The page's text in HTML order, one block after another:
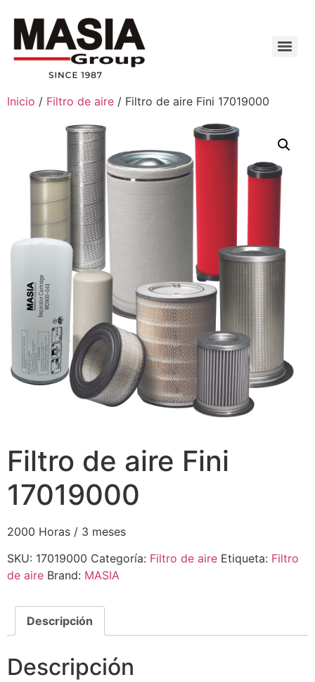
Inicio / Filtro de aire / Filtro de aire Fini 17019000
Filtro de aire Fini
17019000
2000 Horas / 3 meses
SKU: 17019000 Categoría: Filtro de aire Etiqueta: Filtro
de aire Brand: MASIA
Descripción
Descripción